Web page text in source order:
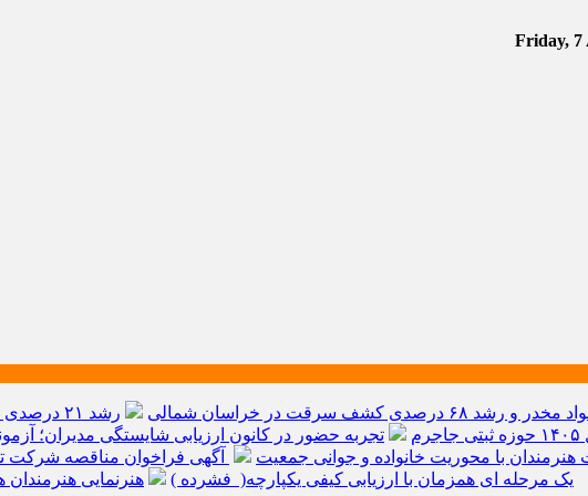
تجربه حضور در کانون ارزیابی شایستگی مدیران؛
با محوریت خانواده و جوانی جمعیت
آگهی فراخوان مناقصه شرکت
یک مرحله ای همزمان با ارزیابی کیفی یکپارچه( فشرده )
هنرنمایی